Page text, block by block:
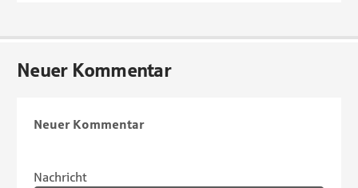
Neuer Kommentar
Neuer Kommentar
Nachricht